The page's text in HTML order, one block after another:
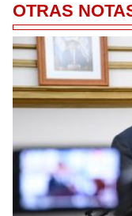
OTRAS